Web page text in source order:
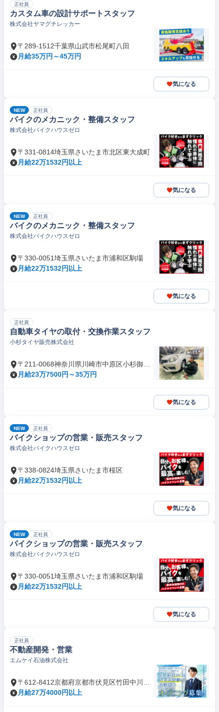
正社員
カスタム車の設計サポートスタッフ
株式会社ヤマグチレッカー
〒289-1512千葉県山武市松尾町八田
月給35万円～45万円
気になる
NEW 正社員
バイクのメカニック・整備スタッフ
株式会社バイクハウスゼロ
〒331-0814埼玉県さいたま市北区東大成町
月給22万1532円以上
気になる
NEW 正社員
バイクのメカニック・整備スタッフ
株式会社バイクハウスゼロ
〒330-0051埼玉県さいたま市浦和区駒場
月給22万1532円以上
気になる
正社員
自動車タイヤの取付・交換作業スタッフ
小杉タイヤ販売株式会社
〒211-0068神奈川県川崎市中原区小杉御殿
町
月給23万7500円～35万円
気になる
NEW 正社員
バイクショップの営業・販売スタッフ
株式会社バイクハウスゼロ
〒338-0824埼玉県さいたま市桜区
月給22万1532円以上
気になる
NEW 正社員
バイクショップの営業・販売スタッフ
株式会社バイクハウスゼロ
〒330-0051埼玉県さいたま市浦和区駒場
月給22万1532円以上
気になる
正社員
不動産開発・営業
エムケイ石油株式会社
〒612-8412京都府京都市伏見区竹田中川原
町
月給27万4000円以上